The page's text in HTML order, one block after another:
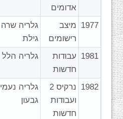
אדומים
1977 מיצב
רישומים
גלריה שרה
גילת
1981 עבודות
חדשות
גלריה הלל
1982
נרקיס 2
ועבודות
חדשות
גלריה נעמי
גבעון